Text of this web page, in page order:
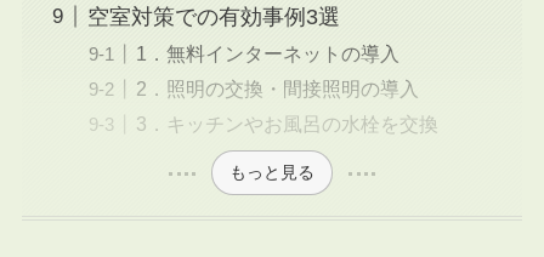
空室対策での有効事例3選
1．無料インターネットの導入
2．照明の交換・間接照明の導入
3．キッチンやお風呂の水栓を交換
もっと見る